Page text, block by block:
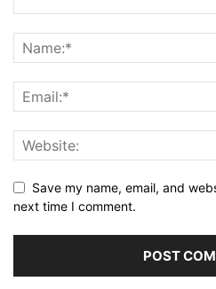
Save my name, email, and
next time I comment.